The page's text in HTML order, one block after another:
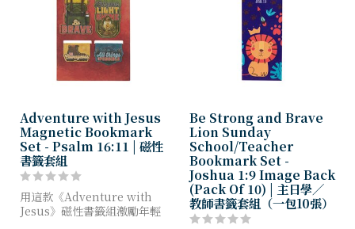
Adventure with Jesus
Magnetic Bookmark
Set - Psalm 16:11 | 磁性
書籤套組
用這款《Adventure with
Jesus》磁性書籤組激勵年輕
Be Strong and Brave
Lion Sunday
School/Teacher
Bookmark Set -
Joshua 1:9 Image Back
(Pack Of 10) | 主日學／
教師書籤套組（一包10張）